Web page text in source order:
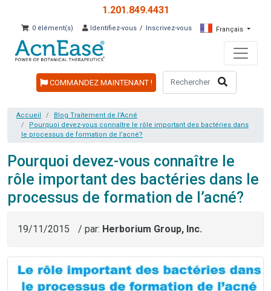
1.201.849.4431
: 0 élément(s) Identifiez-vous / Inscrivez-vous Français
COMMANDEZ MAINTENANT !
Accueil
Blog Traitement de l’Acné
Pourquoi devez-vous connaître le rôle important des bactéries dans
le processus de formation de l’acné?
Pourquoi devez-vous connaître le
rôle important des bactéries dans le
processus de formation de l’acné?
19/11/2015 / par: Herborium Group, Inc.